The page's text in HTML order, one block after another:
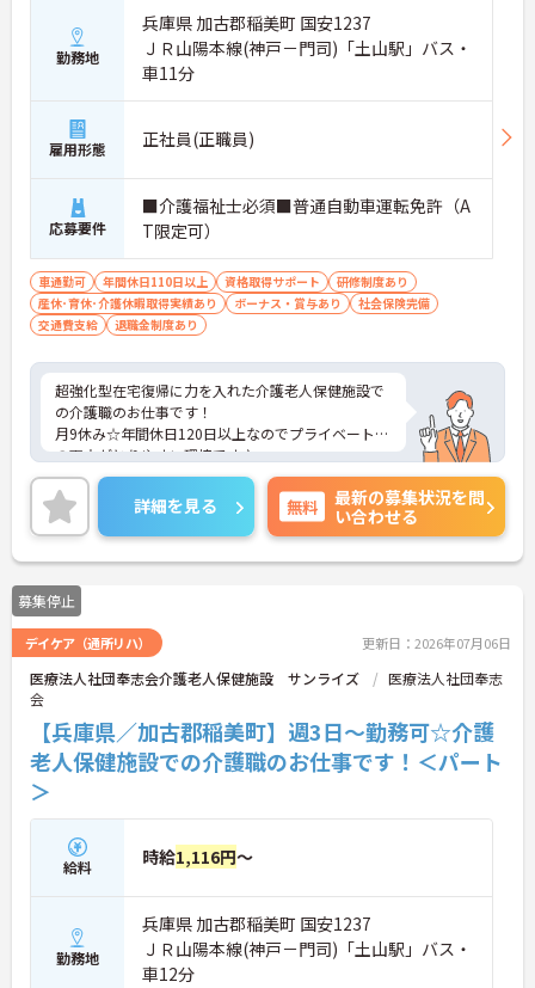
勤務地
兵庫県 加古郡稲美町 国安1237
ＪＲ山陽本線(神戸－門司)「土山駅」バス・
車11分
雇用形態 正社員(正職員)
応募要件
■介護福祉士必須■普通自動車運転免許（A
T限定可）
車通勤可 年間休日110日以上 資格取得サポート
研修制度あり
産休･育休･介護休暇取得実績あり
ボーナス・賞与あり
社会保険完備
交通費支給
退職金制度あり
超強化型在宅復帰に力を入れた介護老人保健施設で
の介護職のお仕事です！
月9休み☆年間休日120日以上なのでプライベートと
の両立がとりやすい環境です♪
ご興味ある方には、面接のポイントなど、さらに詳
細をお話致しますのでお気軽にご相談ください。
詳細を見る 無料
最新の募集状況を問
い合わせる
募集停止
デイケア（通所リハ） 更新日：2026年07月06日
医療法人社団奉志会介護老人保健施設 サンライズ
医療法人社団奉志
会
【兵庫県／加古郡稲美町】週3日～勤務可☆介護
老人保健施設での介護職のお仕事です！＜パート
＞
給料 時給1,116円～
勤務地
兵庫県 加古郡稲美町 国安1237
ＪＲ山陽本線(神戸－門司)「土山駅」バス・
車12分